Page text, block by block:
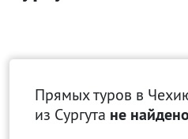
Прямых туров в
из Сургута не найдено